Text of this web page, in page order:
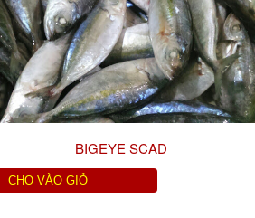
BIGEYE SCAD
CHO VÀO GIỎ